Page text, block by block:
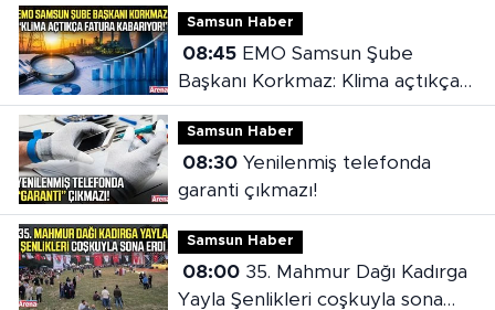
Samsun Haber
08:45EMO Samsun Şube
Başkanı Korkmaz: Klima açtıkça
fatura kabarıyor!
Samsun Haber
08:30Yenilenmiş telefonda
garanti çıkmazı!
Samsun Haber
08:0035. Mahmur Dağı Kadırga
Yayla Şenlikleri coşkuyla sona